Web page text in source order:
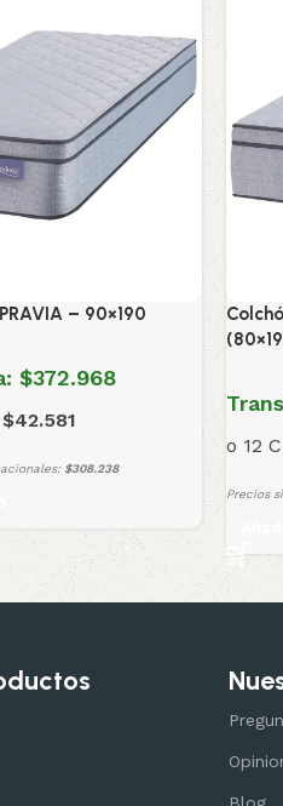
– 90×190
$372.968
$42.581
$308.238
o 12
Precios